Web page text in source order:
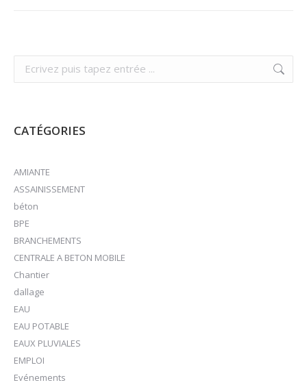
CATÉGORIES
AMIANTE
ASSAINISSEMENT
béton
BPE
BRANCHEMENTS
CENTRALE A BETON MOBILE
Chantier
dallage
EAU
EAU POTABLE
EAUX PLUVIALES
EMPLOI
Evénements